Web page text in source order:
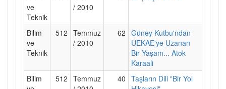
ve
Teknik
/ 2010
Bilim
ve
Teknik
512 Temmuz
/ 2010
62 Güney Kutbu'ndan
UEKAE'ye Uzanan
Bir Yaşam... Atok
Karaali
Bilim
512 Temmuz
40 Taşların Dili "Bir Yol